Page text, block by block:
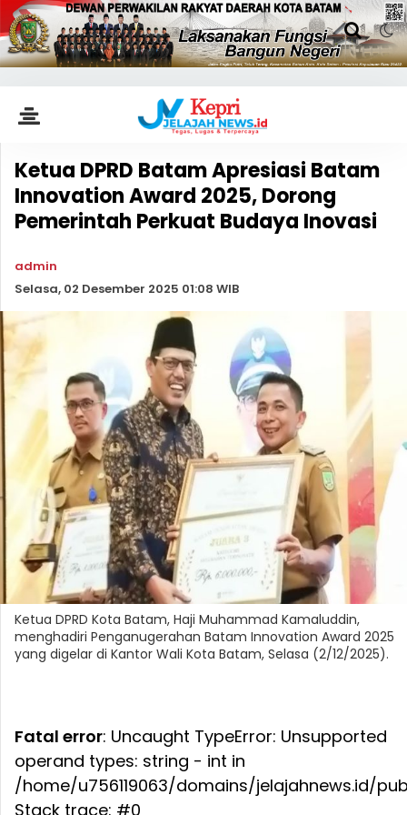
Ketua DPRD Batam Apresiasi Batam
Innovation Award 2025, Dorong
Pemerintah Perkuat Budaya Inovasi
admin
Selasa, 02 Desember 2025 01:08 WIB
Ketua DPRD Kota Batam, Haji Muhammad Kamaluddin,
menghadiri Penganugerahan Batam Innovation Award 2025
yang digelar di Kantor Wali Kota Batam, Selasa (2/12/2025).
Fatal error: Uncaught TypeError: Unsupported
operand types: string - int in
/home/u756119063/domains/jelajahnews.id/
Stack trace: #0